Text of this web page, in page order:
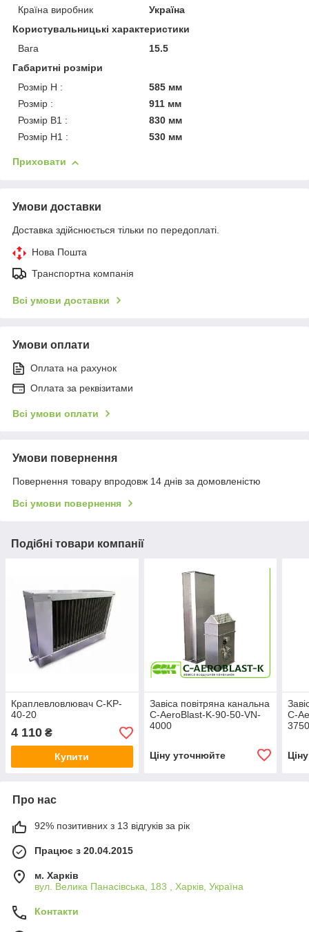
Країна виробник
Україна
Користувальницькі характеристики
Вага
15.5
Габаритні розміри
Розмір H :
585 мм
Розмір :
911 мм
Розмір В1 :
830 мм
Розмір Н1 :
530 мм
Приховати
Умови доставки
Доставка здійснюється тільки по передоплаті.
Нова Пошта
Транспортна компанія
Всі умови доставки
Умови оплати
Оплата на рахунок
Оплата за реквізитами
Всі умови оплати
Умови повернення
Повернення товару впродовж 14 днів за домовленістю
Всі умови повернення
Подібні товари компанії
Краплевловлювач C-KP-
40-20
4 110 ₴
Купити
Завіса повітряна канальна
C-AeroBlast-K-90-50-VN-
4000
Ціну уточнюйте
C-
Про нас
92% позитивних з 13 відгуків за рік
Працює з 20.04.2015
м. Харків
вул. Велика Панасівська, 183 , Харків, Україна
Контакти